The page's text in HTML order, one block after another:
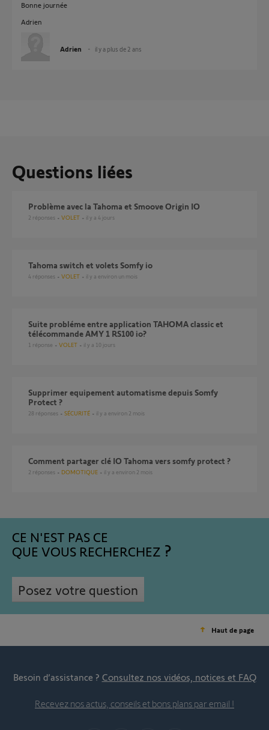
Bonne journée
Adrien
Adrien il y a plus de 2 ans
Questions liées
Problème avec la Tahoma et Smoove Origin IO
2 réponses VOLET il y a 4 jours
Tahoma switch et volets Somfy io
4 réponses VOLET il y a environ un mois
Suite probléme entre application TAHOMA classic et
télécommande AMY 1 RS100 io?
1 réponse VOLET il y a 10 jours
Supprimer equipement automatisme depuis Somfy
Protect ?
28 réponses SÉCURITÉ il y a environ 2 mois
Comment partager clé IO Tahoma vers somfy protect ?
2 réponses DOMOTIQUE il y a environ 2 mois
CE N'EST PAS CE
QUE VOUS RECHERCHEZ
Posez votre question
Haut de page
Besoin d’assistance ? Consultez nos vidéos, notices et FAQ
Recevez nos actus, conseils et bons plans par email !